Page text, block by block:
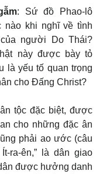
: Sứ đồ Phao-lô
nào khi nghĩ về tình
người Do Thái?
này được bày tỏ
là yếu tố quan trọng
cho Đấng Christ?
tộc đặc biệt, được
cho những đặc ân
phải ao ước (câu
ra-ên,” là dân giao
được hưởng danh